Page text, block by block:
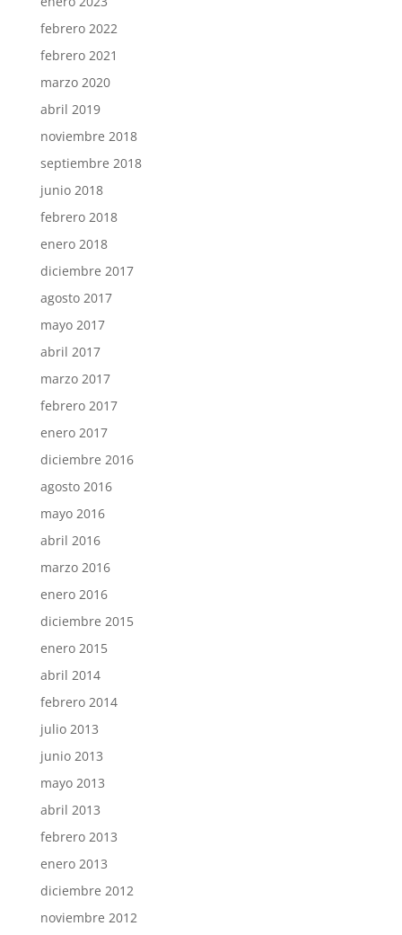
febrero 2022
febrero 2021
marzo 2020
abril 2019
noviembre 2018
septiembre 2018
junio 2018
febrero 2018
enero 2018
diciembre 2017
agosto 2017
mayo 2017
abril 2017
marzo 2017
febrero 2017
enero 2017
diciembre 2016
agosto 2016
mayo 2016
abril 2016
marzo 2016
enero 2016
diciembre 2015
enero 2015
abril 2014
febrero 2014
julio 2013
junio 2013
mayo 2013
abril 2013
febrero 2013
enero 2013
diciembre 2012
noviembre 2012